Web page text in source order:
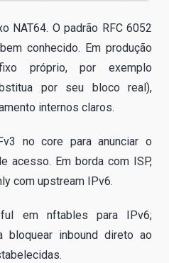
NAT64. O padrão RFC 6052
conhecido. Em produção
próprio, por exemplo
por seu bloco real),
internos claros.
no core para anunciar o
acesso. Em borda com ISP,
com upstream IPv6.
em nftables para IPv6;
bloquear inbound direto ao